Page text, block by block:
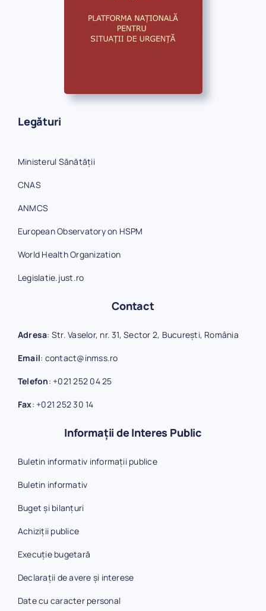
Legături
Ministerul Sănătății
CNAS
ANMCS
European Observatory on HSPM
World Health Organization
Legislatie.just.ro
Contact
Adresa: Str. Vaselor, nr. 31, Sector 2, București, România
Email: contact@inmss.ro
Telefon: +021 252 04 25
Fax: +021 252 30 14
Informații de Interes Public
Buletin informativ informații publice
Buletin informativ
Buget și bilanțuri
Achiziții publice
Execuție bugetară
Declarații de avere și interese
Date cu caracter personal